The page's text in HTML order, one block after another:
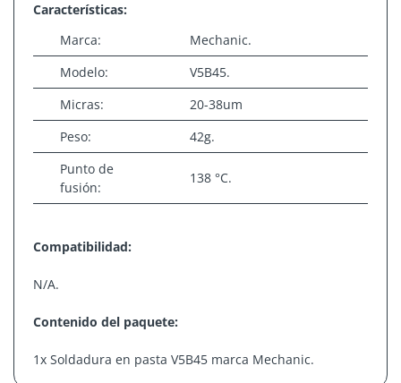
Características:
Marca:
Mechanic.
Modelo:
V5B45.
Micras:
20-38um
Peso:
42g.
Punto de
fusión:
138 °C.
Compatibilidad:
N/A.
Contenido del paquete:
1x Soldadura en pasta V5B45 marca Mechanic.